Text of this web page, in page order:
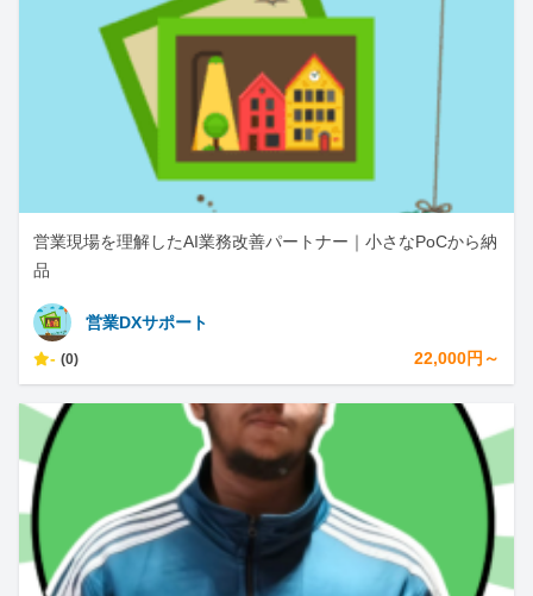
営業現場を理解したAI業務改善パートナー｜小さなPoCから納
品
営業DXサポート
- (0) 22,000円～